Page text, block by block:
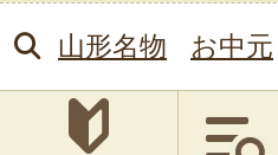
山形名物 お中元